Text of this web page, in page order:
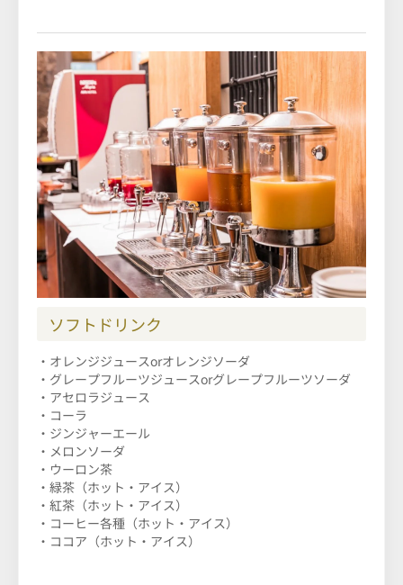
ソフトドリンク
・オレンジジュースorオレンジソーダ
・グレープフルーツジュースorグレープフルーツソーダ
・アセロラジュース
・コーラ
・ジンジャーエール
・メロンソーダ
・ウーロン茶
・緑茶（ホット・アイス）
・紅茶（ホット・アイス）
・コーヒー各種（ホット・アイス）
・ココア（ホット・アイス）